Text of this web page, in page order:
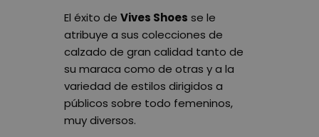
El éxito de Vives Shoes se le
atribuye a sus colecciones de
calzado de gran calidad tanto de
su maraca como de otras y a la
variedad de estilos dirigidos a
públicos sobre todo femeninos,
muy diversos.